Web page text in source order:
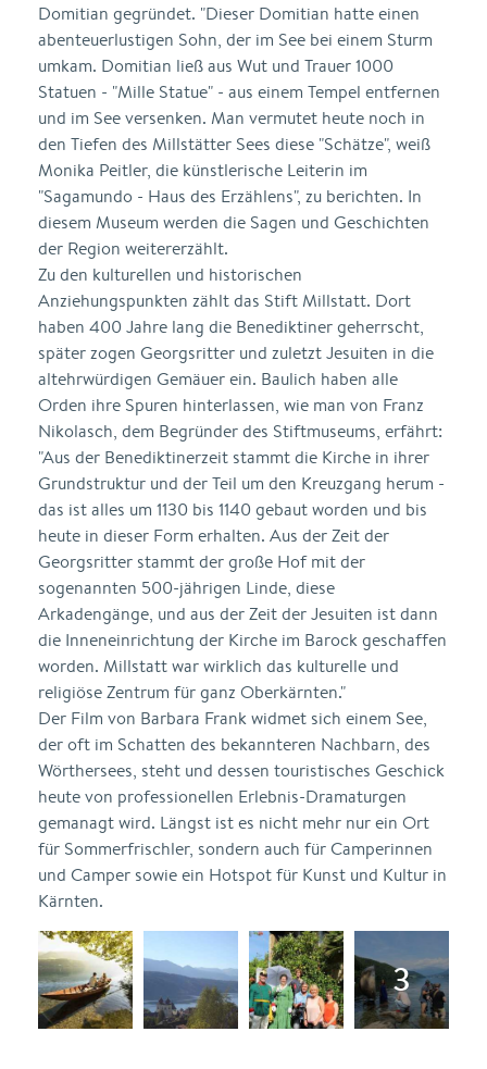
Domitian gegründet. "Dieser Domitian hatte einen
abenteuerlustigen Sohn, der im See bei einem Sturm
umkam. Domitian ließ aus Wut und Trauer 1000
Statuen - "Mille Statue" - aus einem Tempel entfernen
und im See versenken. Man vermutet heute noch in
den Tiefen des Millstätter Sees diese "Schätze", weiß
Monika Peitler, die künstlerische Leiterin im
"Sagamundo - Haus des Erzählens", zu berichten. In
diesem Museum werden die Sagen und Geschichten
der Region weitererzählt.
Zu den kulturellen und historischen
Anziehungspunkten zählt das Stift Millstatt. Dort
haben 400 Jahre lang die Benediktiner geherrscht,
später zogen Georgsritter und zuletzt Jesuiten in die
altehrwürdigen Gemäuer ein. Baulich haben alle
Orden ihre Spuren hinterlassen, wie man von Franz
Nikolasch, dem Begründer des Stiftmuseums, erfährt:
"Aus der Benediktinerzeit stammt die Kirche in ihrer
Grundstruktur und der Teil um den Kreuzgang herum -
das ist alles um 1130 bis 1140 gebaut worden und bis
heute in dieser Form erhalten. Aus der Zeit der
Georgsritter stammt der große Hof mit der
sogenannten 500-jährigen Linde, diese
Arkadengänge, und aus der Zeit der Jesuiten ist dann
die Inneneinrichtung der Kirche im Barock geschaffen
worden. Millstatt war wirklich das kulturelle und
religiöse Zentrum für ganz Oberkärnten."
Der Film von Barbara Frank widmet sich einem See,
der oft im Schatten des bekannteren Nachbarn, des
Wörthersees, steht und dessen touristisches Geschick
heute von professionellen Erlebnis-Dramaturgen
gemanagt wird. Längst ist es nicht mehr nur ein Ort
für Sommerfrischler, sondern auch für Camperinnen
und Camper sowie ein Hotspot für Kunst und Kultur in
Kärnten.